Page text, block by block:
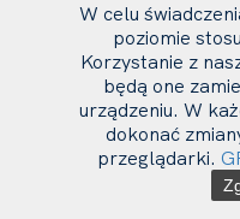
VIOLA ORGANISTA —
da Vinci
Koncert w wykonaniu
W celu
poziomie
Korzystanie z
będą one
urządzeniu. W
dokonać
przeglądarki.